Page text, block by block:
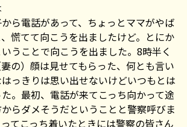
から電話があって、ちょっとママがやば
慌てて向こうを出ましたけど。とにか
うことで向こうを出ました。8時半く
の）顔は見せてもらった、何とも言い
っきりは思い出せないけどいつもとは
。最初、電話が来てこっち向かって途
らダメそうだということと警察呼びま
てこっち着いたときには警察の皆さん